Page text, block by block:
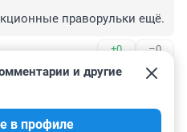
праворульки ещё.
+0 –0
и правый руль, тогда и
и другие
в профиле